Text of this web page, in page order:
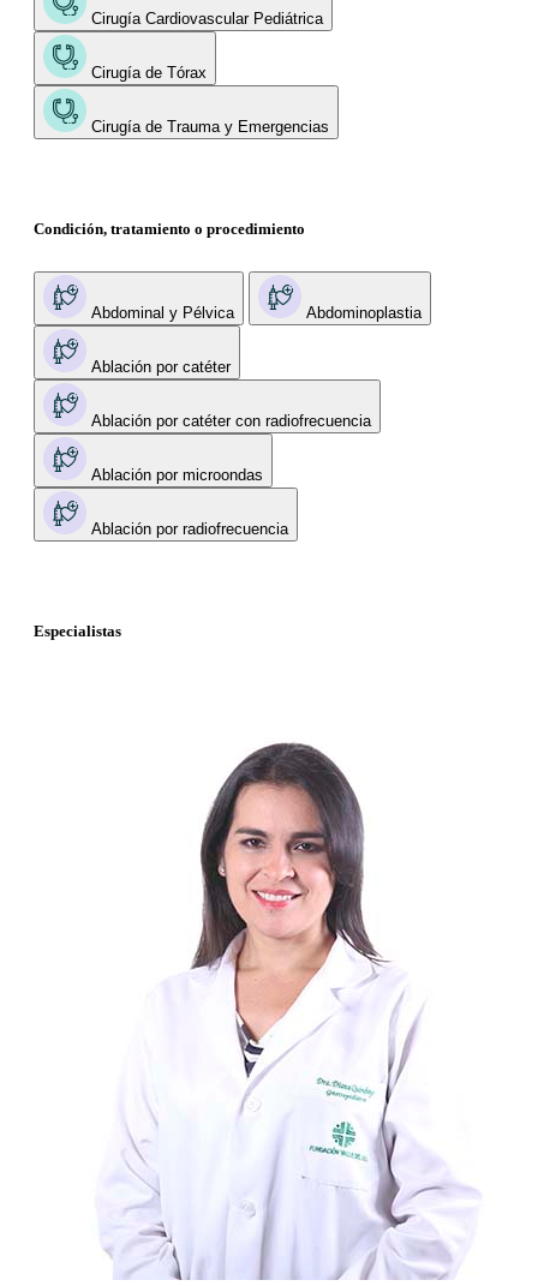
Cirugía Cardiovascular Pediátrica
Cirugía de Tórax
Cirugía de Trauma y Emergencias
Condición, tratamiento o procedimiento
Abdominal y Pélvica Abdominoplastia
Ablación por catéter
Ablación por catéter con radiofrecuencia
Ablación por microondas
Ablación por radiofrecuencia
Especialistas